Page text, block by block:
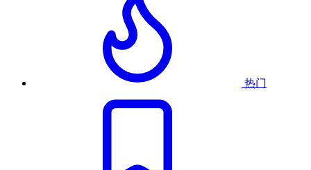
热门